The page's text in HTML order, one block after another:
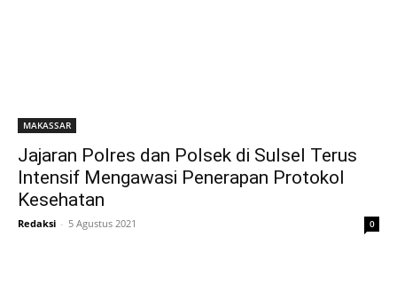
MAKASSAR
Jajaran Polres dan Polsek di Sulsel Terus
Intensif Mengawasi Penerapan Protokol
Kesehatan
Redaksi - 5 Agustus 2021 0